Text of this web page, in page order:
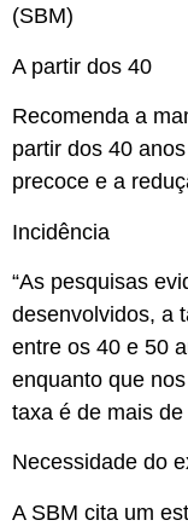
(SBM)
A partir dos 40
Recomenda a
partir dos 40
precoce e a
Incidência
“As pesquisas
desenvolvidos, a
entre os 40 e 50
enquanto que
taxa é de mais de
Necessidade do
A SBM cita um